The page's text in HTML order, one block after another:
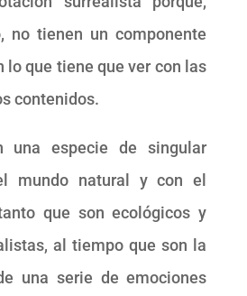
no tienen un componente
lo que tiene que ver con las
contenidos.
una especie de singular
mundo natural y con el
que son ecológicos y
al tiempo que son la
una serie de emociones